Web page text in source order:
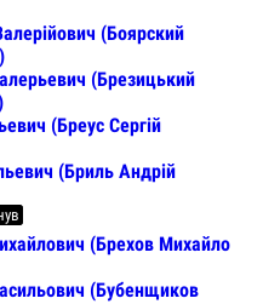
(Боярский
(Брезицький
(Бреус Сергій
(Бриль Андрій
(Брехов Михайло
(Бубенщиков